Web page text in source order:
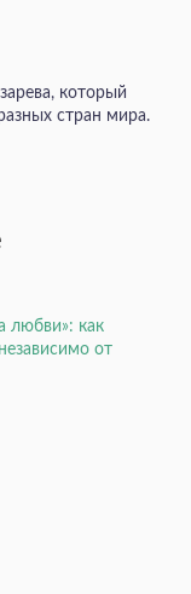
который
стран мира.